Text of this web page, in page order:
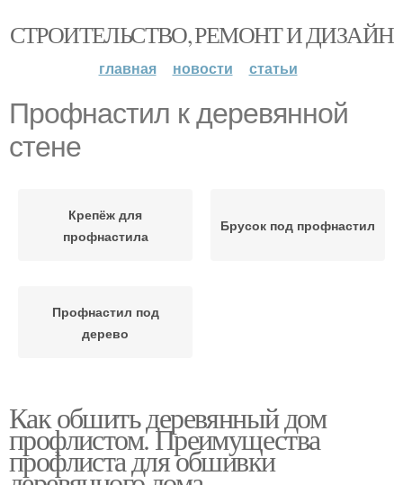
СТРОИТЕЛЬСТВО, РЕМОНТ И ДИЗАЙН
главная новости статьи
Профнастил к деревянной
стене
Крепёж для
профнастила
Брусок под профнастил
Профнастил под
дерево
Как обшить деревянный дом
профлистом. Преимущества
профлиста для обшивки